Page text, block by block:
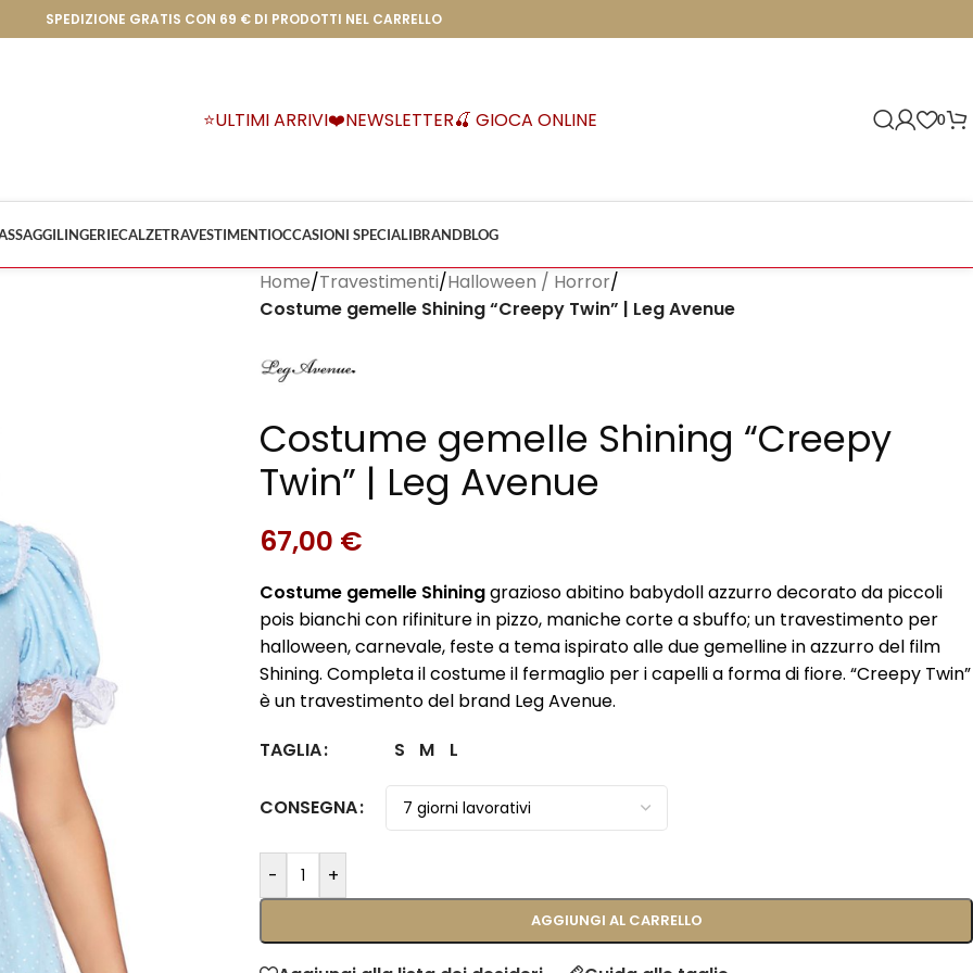
SPEDIZIONE GRATIS CON 69 € DI PRODOTTI NEL CARRELLO
⭐ULTIMI ARRIVI❤️NEWSLETTER🍒 GIOCA ONLINE 0
LINGERIECALZETRAVESTIMENTIOCCASIONI SPECIALIBRANDBLOG
Home/Travestimenti/Halloween / Horror/
Costume gemelle Shining “Creepy Twin” | Leg Avenue
Costume gemelle Shining “Creepy
Twin” | Leg Avenue
67,00 €
Costume gemelle Shininggrazioso abitino babydoll azzurro decorato da piccoli
pois bianchi con rifiniture in pizzo, maniche corte a sbuffo; un travestimento per
halloween, carnevale, feste a tema ispirato alle due gemelline in azzurro del film
Shining. Completa il costume il fermaglio per i capelli a forma di fiore. “Creepy Twin”
è un travestimento del brand Leg Avenue.
TAGLIA
S M L
CONSEGNA
- +
AGGIUNGI AL CARRELLO